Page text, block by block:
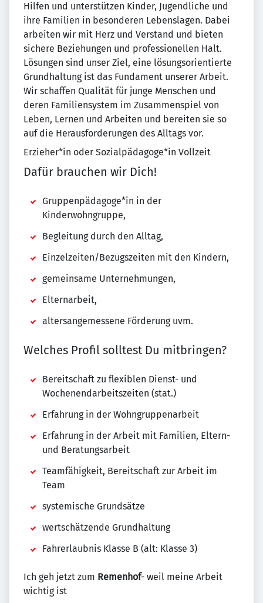
Hilfen und unterstützen Kinder, Jugendliche und
ihre Familien in besonderen Lebenslagen. Dabei
arbeiten wir mit Herz und Verstand und bieten
sichere Beziehungen und professionellen Halt.
Lösungen sind unser Ziel, eine lösungsorientierte
Grundhaltung ist das Fundament unserer Arbeit.
Wir schaffen Qualität für junge Menschen und
deren Familiensystem im Zusammenspiel von
Leben, Lernen und Arbeiten und bereiten sie so
auf die Herausforderungen des Alltags vor.
Erzieher*in oder Sozialpädagoge*in Vollzeit
Dafür brauchen wir Dich!
Gruppenpädagoge*in in der
Kinderwohngruppe,
Begleitung durch den Alltag,
Einzelzeiten/Bezugszeiten mit den Kindern,
gemeinsame Unternehmungen,
Elternarbeit,
altersangemessene Förderung uvm.
Welches Profil solltest Du mitbringen?
Bereitschaft zu flexiblen Dienst- und
Wochenendarbeitszeiten (stat.)
Erfahrung in der Wohngruppenarbeit
Erfahrung in der Arbeit mit Familien, Eltern-
und Beratungsarbeit
Teamfähigkeit, Bereitschaft zur Arbeit im
Team
systemische Grundsätze
wertschätzende Grundhaltung
Fahrerlaubnis Klasse B (alt: Klasse 3)
Ich geh jetzt zum Remenhof- weil meine Arbeit
wichtig ist